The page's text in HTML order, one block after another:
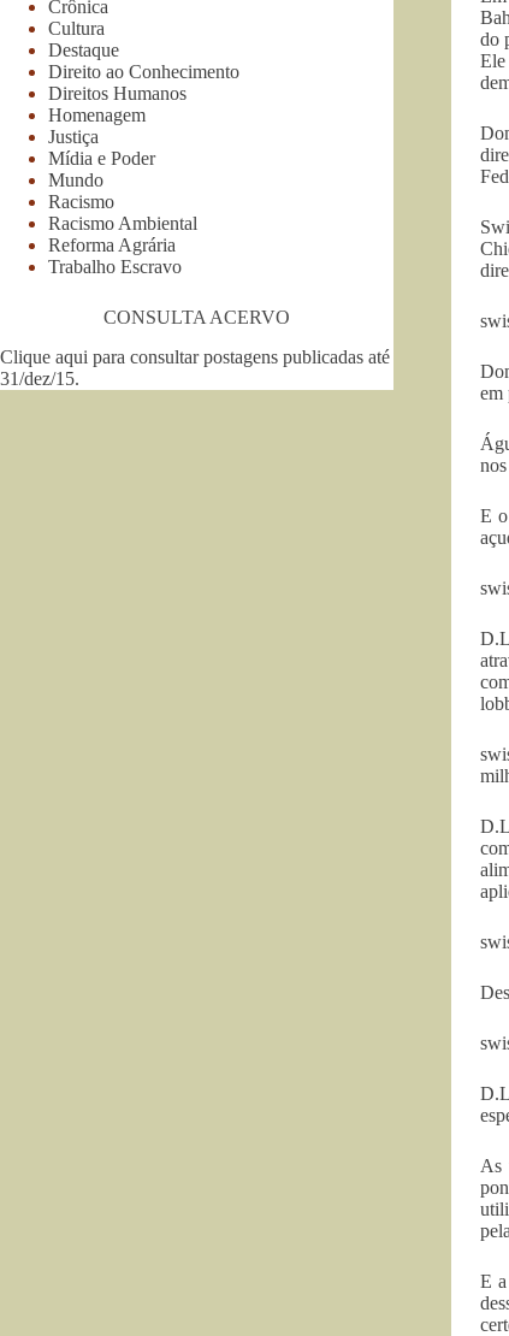
do
em
E
As
E
Crônica
Cultura
Destaque
Direito ao Conhecimento
Direitos Humanos
Homenagem
Justiça
Mídia e Poder
Mundo
Racismo
Racismo Ambiental
Reforma Agrária
Trabalho Escravo
CONSULTA ACERVO
Clique aqui para consultar postagens publicadas até
31/dez/15.